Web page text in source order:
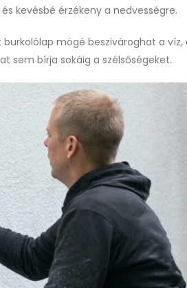
és kevésbé érzékeny a nedvességre.
burkolólap mögé beszivároghat a
sem bírja sokáig a szélsőségeket.